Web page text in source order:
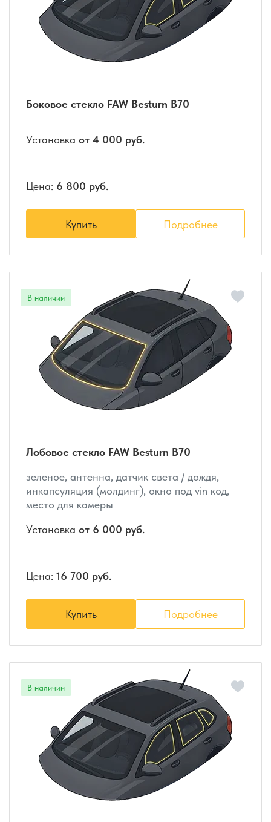
Боковое стекло FAW Besturn B70
Установка от 4 000 руб.
Цена: 6 800 руб.
Купить Подробнее
Лобовое стекло FAW Besturn B70
зеленое, антенна, датчик света / дождя,
инкапсуляция (молдинг), окно под vin код,
место для камеры
Установка от 6 000 руб.
Цена: 16 700 руб.
Купить Подробнее